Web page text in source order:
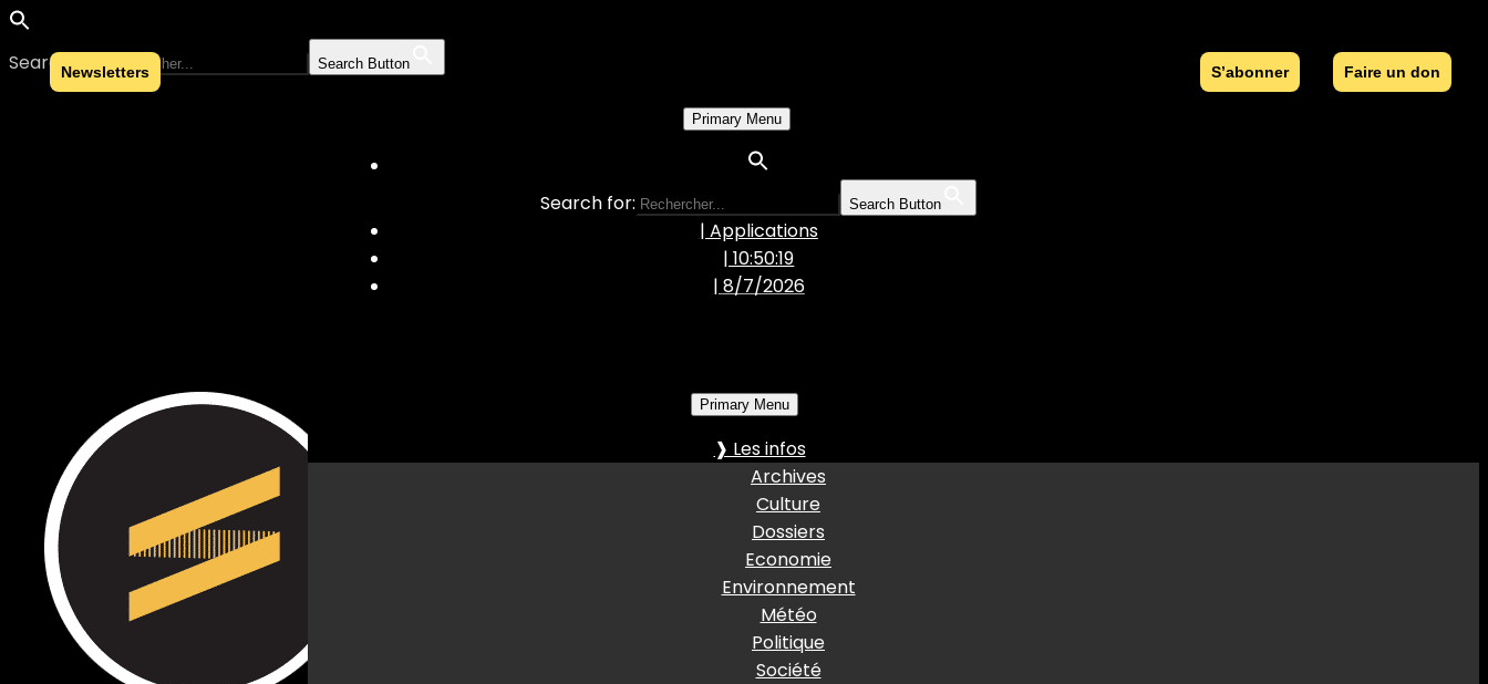
Search for: Search Button
Skip to content
Primary Menu
Search for: Search Button
| Applications
| 10:50:20
| 8/7/2026
Primary Menu
❱ Les infos
Archives
Culture
Dossiers
Economie
Environnement
Météo
Politique
Société
S’abonner Faire un don
Newsletters